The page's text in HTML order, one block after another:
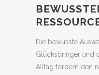
Die bewusste
Glücksbringer und
Alltag fördern den